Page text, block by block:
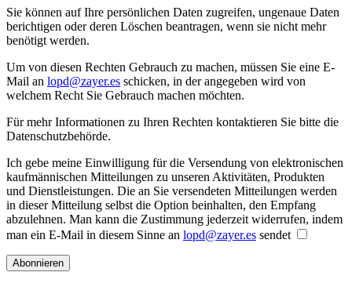
Sie können auf Ihre persönlichen Daten zugreifen, ungenaue Daten
berichtigen oder deren Löschen beantragen, wenn sie nicht mehr
benötigt werden.
Um von diesen Rechten Gebrauch zu machen, müssen Sie eine E-
Mail an lopd@zayer.es schicken, in der angegeben wird von
welchem Recht Sie Gebrauch machen möchten.
Für mehr Informationen zu Ihren Rechten kontaktieren Sie bitte die
Datenschutzbehörde.
Ich gebe meine Einwilligung für die Versendung von elektronischen
kaufmännischen Mitteilungen zu unseren Aktivitäten, Produkten
und Dienstleistungen. Die an Sie versendeten Mitteilungen werden
in dieser Mitteilung selbst die Option beinhalten, den Empfang
abzulehnen. Man kann die Zustimmung jederzeit widerrufen, indem
man ein E-Mail in diesem Sinne an lopd@zayer.es sendet
Abonnieren